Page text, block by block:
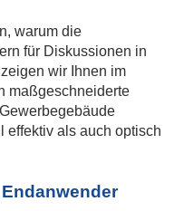
warum die
für Diskussionen in
wir Ihnen im
maßgeschneiderte
effektiv als auch optisch